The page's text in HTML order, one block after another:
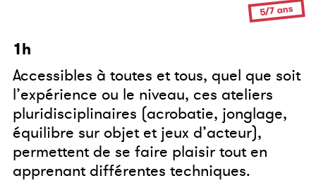
5/7 ans
1h
Accessibles à toutes et tous, quel que soit
l’expérience ou le niveau, ces ateliers
pluridisciplinaires (acrobatie, jonglage,
équilibre sur objet et jeux d’acteur),
permettent de se faire plaisir tout en
apprenant différentes techniques.